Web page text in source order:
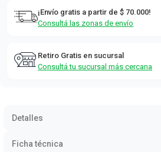
¡Envío gratis a partir de $ 70.000!
Consultá las zonas de envío
Retiro Gratis en sucursal
Consultá tu sucursal más cercana
Detalles
Ficha técnica